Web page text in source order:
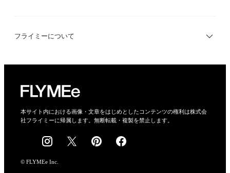
利用規約
フライミーについて
会社概要
採用情報
本サイト内における画像・文章をはじめとしたコンテンツの権利は株式会
社フライミーに帰属します。無断転載・複製を禁止します。
© FLYMEe Inc.